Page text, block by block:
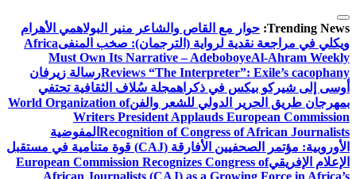
التجاوز
إلى
المحتوى
Trending News: حوار مع القاص والشاعر منير البولاهمي الأهرام
ويكلي في مراجعة نقدية لرواية (الترجمان): صخب المنفىAfrica
Must Own Its Narrative – AdeboboyeAl-Ahram Weekly
Reviews “The Interpreter”: Exile’s cacophanyرسالة زيرفان
أوسى إلى شيركو بيكس في ذكراهمجلة سُلاف الثقافية تحتفي
بمهرجان طريق الحرير الدولي للشعر والفنWorld Organization of
Writers President Applauds European Commission
Recognition of Congress of African Journalists المفوضية
الأوروبية: مؤتمر الصحفيين الأفارقة (CAJ) قوة متنامية في مستقبل
الإعلام الإفريقيEuropean Commission Recognizes Congress of
African Journalists (CAJ) as a Growing Force in Africa’s